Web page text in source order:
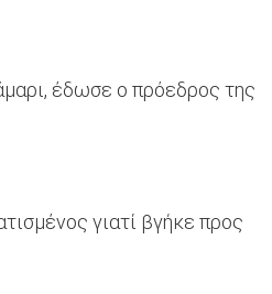
έδωσε ο πρόεδρος της
γιατί βγήκε προς